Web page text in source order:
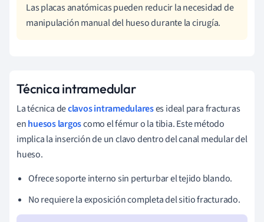
Las placas anatómicas pueden reducir la necesidad de
manipulación manual del hueso durante la cirugía.
Técnica intramedular
La técnica declavos intramedulareses ideal para fracturas
enhuesos largoscomo el fémur o la tibia. Este método
implica la inserción de un clavo dentro del canal medular del
hueso.
Ofrece soporte interno sin perturbar el tejido blando.
No requiere la exposición completa del sitio fracturado.